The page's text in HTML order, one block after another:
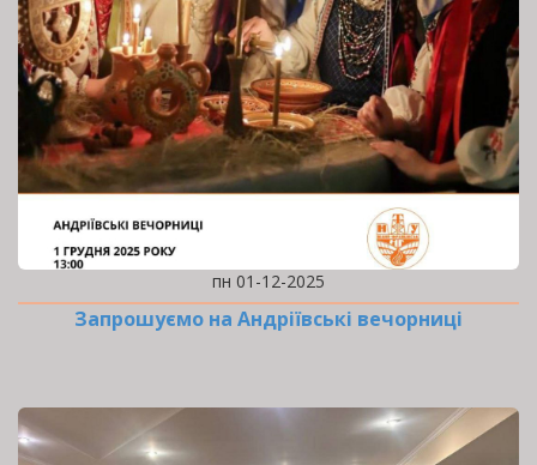
пн 01-12-2025
Запрошуємо на Андріївські вечорниці